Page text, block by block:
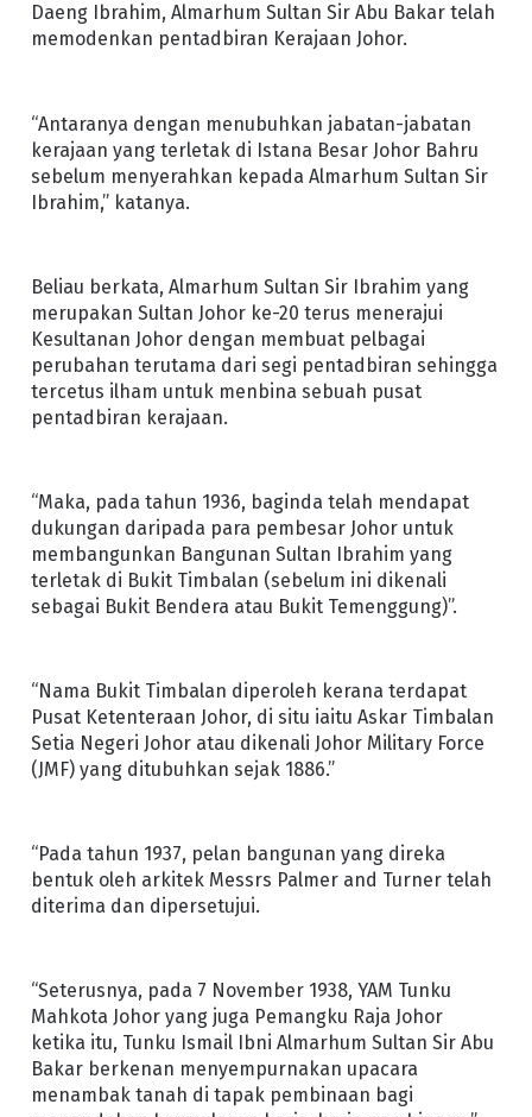
Daeng Ibrahim, Almarhum Sultan Sir Abu Bakar telah
memodenkan pentadbiran Kerajaan Johor.
“Antaranya dengan menubuhkan jabatan-jabatan
kerajaan yang terletak di Istana Besar Johor Bahru
sebelum menyerahkan kepada Almarhum Sultan Sir
Ibrahim,” katanya.
Beliau berkata, Almarhum Sultan Sir Ibrahim yang
merupakan Sultan Johor ke-20 terus menerajui
Kesultanan Johor dengan membuat pelbagai
perubahan terutama dari segi pentadbiran sehingga
tercetus ilham untuk menbina sebuah pusat
pentadbiran kerajaan.
“Maka, pada tahun 1936, baginda telah mendapat
dukungan daripada para pembesar Johor untuk
membangunkan Bangunan Sultan Ibrahim yang
terletak di Bukit Timbalan (sebelum ini dikenali
sebagai Bukit Bendera atau Bukit Temenggung)”.
“Nama Bukit Timbalan diperoleh kerana terdapat
Pusat Ketenteraan Johor, di situ iaitu Askar Timbalan
Setia Negeri Johor atau dikenali Johor Military Force
(JMF) yang ditubuhkan sejak 1886.”
“Pada tahun 1937, pelan bangunan yang direka
bentuk oleh arkitek Messrs Palmer and Turner telah
diterima dan dipersetujui.
“Seterusnya, pada 7 November 1938, YAM Tunku
Mahkota Johor yang juga Pemangku Raja Johor
ketika itu, Tunku Ismail Ibni Almarhum Sultan Sir Abu
Bakar berkenan menyempurnakan upacara
menambak tanah di tapak pembinaan bagi